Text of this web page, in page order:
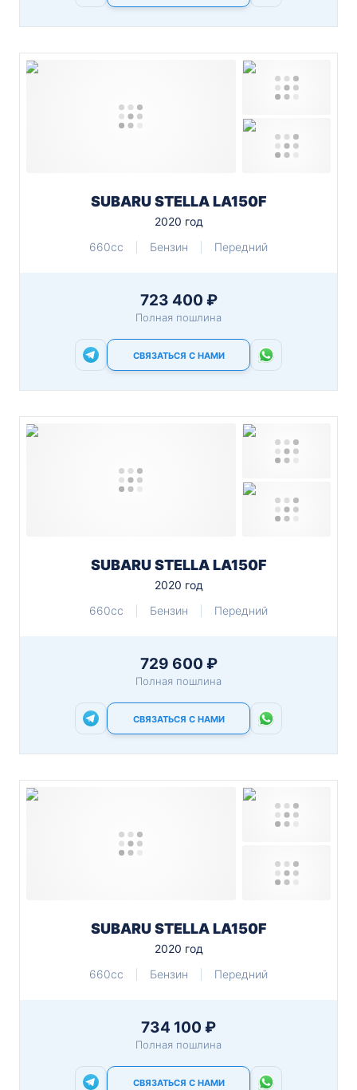
SUBARU STELLA LA150F
2020 год
660cc
Бензин Передний
723 400 ₽
Полная пошлина
СВЯЗАТЬСЯ С НАМИ
SUBARU STELLA LA150F
2020 год
660cc
Бензин Передний
729 600 ₽
Полная пошлина
СВЯЗАТЬСЯ С НАМИ
SUBARU STELLA LA150F
2020 год
660cc
Бензин Передний
734 100 ₽
Полная пошлина
СВЯЗАТЬСЯ С НАМИ